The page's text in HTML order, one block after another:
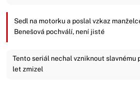
Sedl na motorku a poslal vzkaz
Benešová pochválí, není jisté
Tento seriál nechal vzniknout slavnému
let zmizel